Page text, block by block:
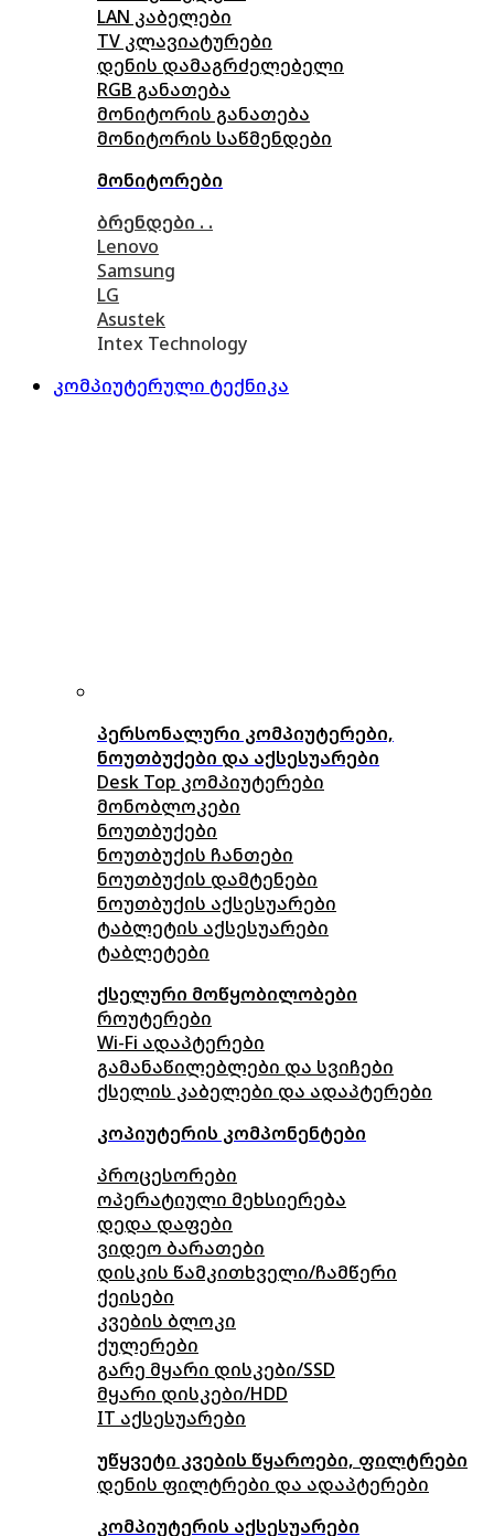
LAN კაბელები
TV კლავიატურები
დენის დამაგრძელებელი
RGB განათება
მონიტორის განათება
მონიტორის საწმენდები
მონიტორები
ბრენდები . .
Lenovo
Samsung
LG
Asustek
Intex Technology
კომპიუტერული ტექნიკა
პერსონალური კომპიუტერები,
ნოუთბუქები და აქსესუარები
Desk Top კომპიუტერები
მონობლოკები
ნოუთბუქები
ნოუთბუქის ჩანთები
ნოუთბუქის დამტენები
ნოუთბუქის აქსესუარები
ტაბლეტის აქსესუარები
ტაბლეტები
ქსელური მოწყობილობები
როუტერები
Wi-Fi ადაპტერები
გამანაწილებლები და სვიჩები
ქსელის კაბელები და ადაპტერები
კოპიუტერის კომპონენტები
პროცესორები
ოპერატიული მეხსიერება
დედა დაფები
ვიდეო ბარათები
დისკის წამკითხველი/ჩამწერი
ქეისები
კვების ბლოკი
ქულერები
გარე მყარი დისკები/SSD
მყარი დისკები/HDD
IT აქსესუარები
უწყვეტი კვების წყაროები, ფილტრები
დენის ფილტრები და ადაპტერები
კომპიუტერის აქსესუარები